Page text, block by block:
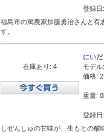
登録
福島市の篤農家加藤勇治さんと有
す。
在庫あり: 4
にい
モデル:
価格:
重量:
登録
しぜんしゅの甘味が、生もとの